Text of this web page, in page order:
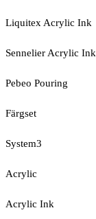
Liquitex Acrylic Ink
Sennelier Acrylic Ink
Pebeo Pouring
Färgset
System3
Acrylic
Acrylic Ink